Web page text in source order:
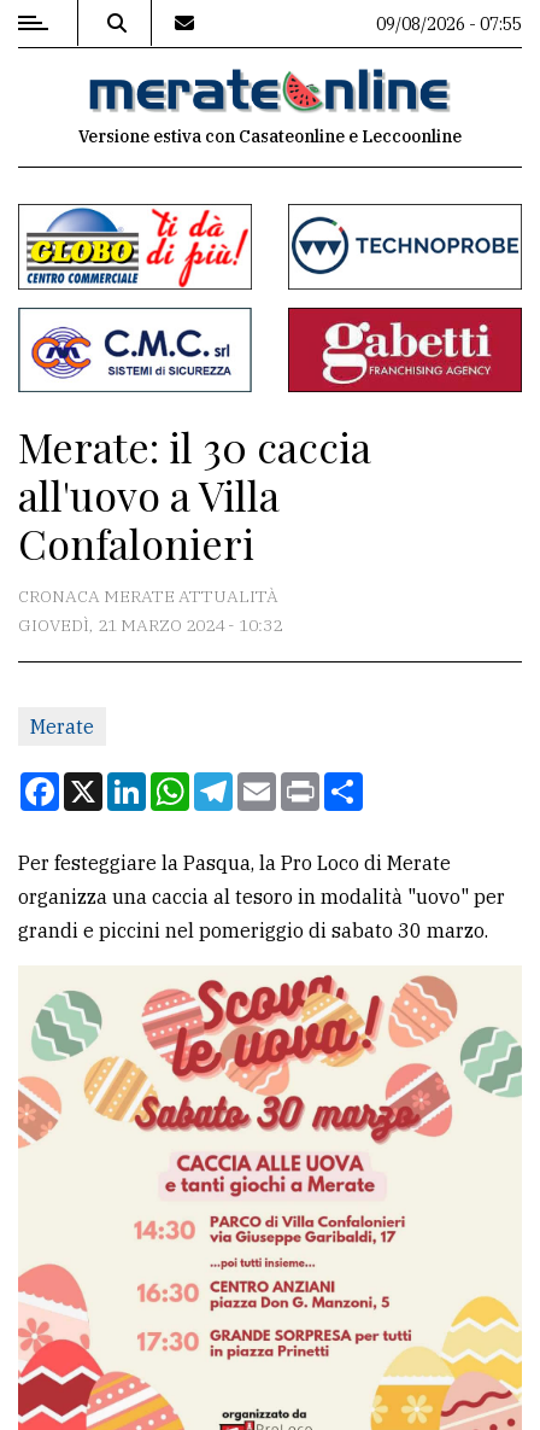
MENU
commenti
Contenuti
del
sito
Associazioni
Meteo
CONTATTI
Scrivici
Per
la
pubblicità
Cerca
per
comune
Ricerca
ALTRE
TESTATE
09/08/2026 - 07:55
Versione estiva con Casateonline e Leccoonline
Merate: il 30 caccia
all'uovo a Villa
Confalonieri
CRONACA MERATE ATTUALITÀ
GIOVEDÌ, 21 MARZO 2024 - 10:32
Merate
Facebook
X LinkedInWhatsApp
Telegram
EmailPrint
Per festeggiare la Pasqua, la Pro Loco di Merate
organizza una caccia al tesoro in modalità "uovo" per
grandi e piccini nel pomeriggio di sabato 30 marzo.